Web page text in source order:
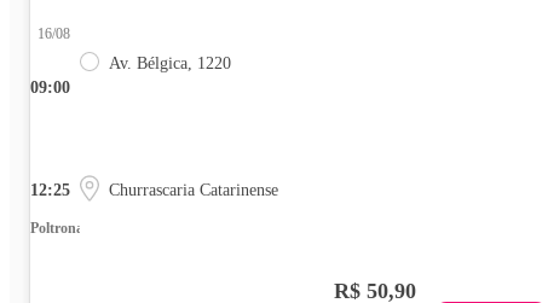
09:00
16/08
Av. Bélgica, 1220
12:25 Churrascaria Catarinense
Poltrona
R$ 50,90